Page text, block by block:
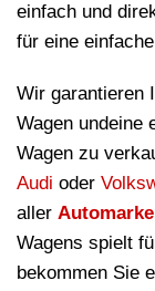
einfach und
für eine
Wir garantieren
Wagen undeine
Wagen zu
Audi oder
aller
Wagens spielt
bekommen Sie